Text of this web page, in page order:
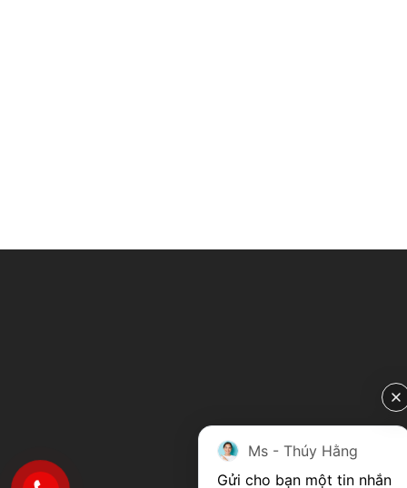
Ms - Thúy Hằng
Gửi cho bạn một tin nhắn